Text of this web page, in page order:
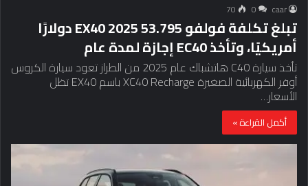
caar
0
70
تبلغ تكلفة فولفو EX40 2025 53.795 دولارًا
أمريكيًا، وتأخذ EC40 إجازة لمدة عام
تأخذ سيارة C40 هاتشباك عام 2025 من الطراز تعود سيارة الكروس
أوفر الكهربائية الصغيرة XC40 Recharge باسم EX40 تظل
الأسعار…
أكمل القراءة »